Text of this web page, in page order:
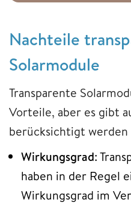
Nachteile
Solarmodule
Transparente
Vorteile, aber es gibt
berücksichtigt werden
Wirkungsgrad:
haben in der Regel
Wirkungsgrad im